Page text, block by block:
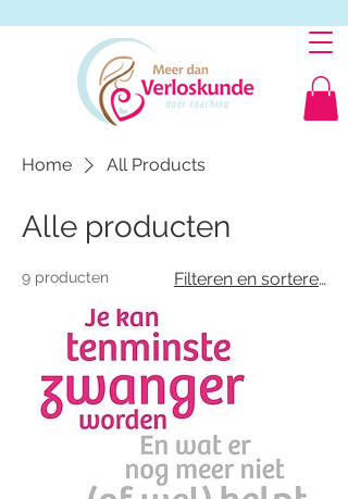
Home All Products
Alle producten
9 producten Filteren en sorteren